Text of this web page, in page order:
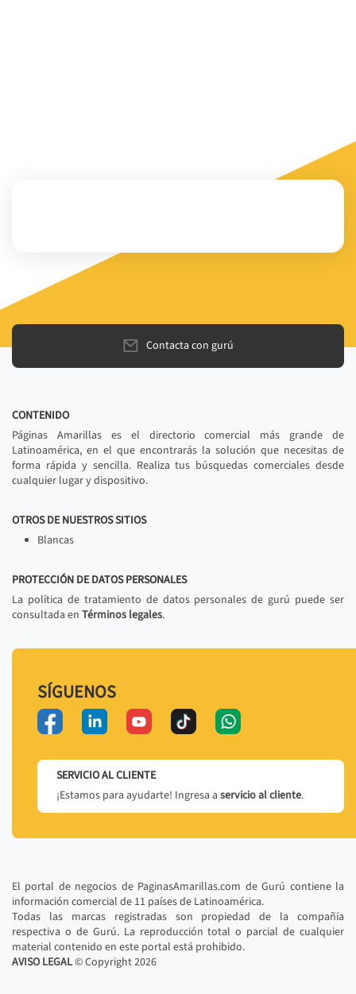
Contacta con gurú
CONTENIDO
Páginas Amarillas es el directorio comercial más grande de
Latinoamérica, en el que encontrarás la solución que necesitas de
forma rápida y sencilla. Realiza tus búsquedas comerciales desde
cualquier lugar y dispositivo.
OTROS DE NUESTROS SITIOS
Blancas
PROTECCIÓN DE DATOS PERSONALES
La política de tratamiento de datos personales de gurú puede ser
consultada en Términos legales.
SÍGUENOS
SERVICIO AL CLIENTE
¡Estamos para ayudarte! Ingresa a servicio al cliente.
El portal de negocios de PaginasAmarillas.com de Gurú contiene la
información comercial de 11 países de Latinoamérica.
Todas las marcas registradas son propiedad de la compañía
respectiva o de Gurú. La reproducción total o parcial de cualquier
material contenido en este portal está prohibido.
AVISO LEGAL© Copyright2026